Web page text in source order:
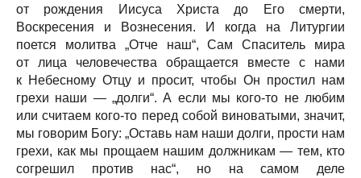
от рождения Иисуса Христа до Его смерти,
Воскресения и Вознесения. И когда на Литургии
поется молитва „Отче наш“, Сам Спаситель мира
от лица человечества обращается вместе с нами
к Небесному Отцу и просит, чтобы Он простил нам
грехи наши — „долги“. А если мы кого-то не любим
или считаем кого-то перед собой виноватыми, значит,
мы говорим Богу: „Оставь нам наши долги, прости нам
грехи, как мы прощаем нашим должникам — тем, кто
согрешил против нас“, но на самом деле